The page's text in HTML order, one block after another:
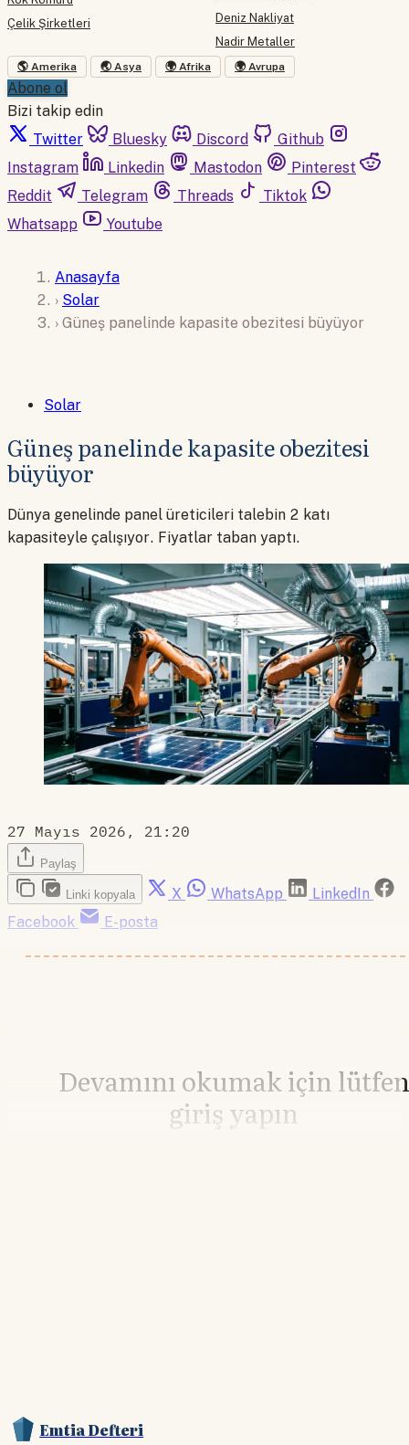
Çelik Şirketleri
Deniz Nakliyat
Nadir Metaller
🌎 Amerika 🌏 Asya 🌍 Afrika 🌍 Avrupa
Abone ol
Bizi takip edin
Twitter
Bluesky Discord
Github
Instagram
Linkedin Mastodon
Pinterest
Reddit
Telegram Threads
Tiktok
Whatsapp
Youtube
Anasayfa
› Solar
› Güneş panelinde kapasite obezitesi büyüyor
Solar
Güneş panelinde kapasite obezitesi
büyüyor
Dünya genelinde panel üreticileri talebin 2 katı
kapasiteyle çalışıyor. Fiyatlar taban yaptı.
27 Mayıs 2026, 21:20
Paylaş
Linki kopyala X WhatsApp
LinkedIn
Facebook
E-posta
Devamını okumak için lütfen
giriş yapın
Emtia Defteri